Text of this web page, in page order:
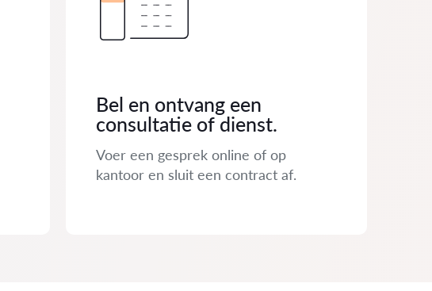
Bel en ontvang een
consultatie of dienst.
Voer een gesprek online of op
kantoor en sluit een contract af.